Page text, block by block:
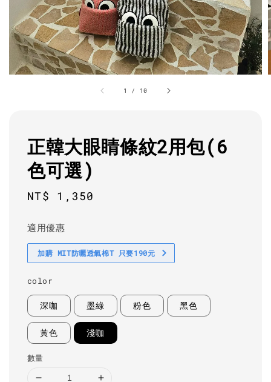
1 / 10
正韓大眼睛條紋2用包(6
色可選)
Regular
NT$ 1,350
適用優惠
加購 MIT防曬透氣棉T 只要190元
color
深咖 墨綠 粉色 黑色
黃色 淺咖
數量